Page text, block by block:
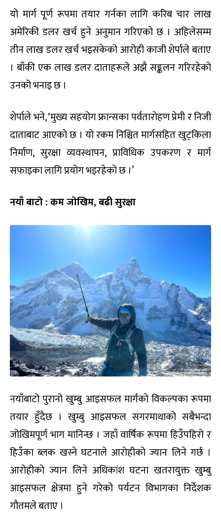
यो मार्ग पूर्ण रूपमा तयार गर्नका लागि करिब चार लाख
अमेरिकी डलर खर्च हुने अनुमान गरिएको छ । अहिलेसम्म
तीन लाख डलर खर्च भइसकेको आरोही काजी शेर्पाले बताए
। बाँकी एक लाख डलर दाताहरूले अझै सङ्कलन गरिरहेको
उनको भनाइ छ ।
शेर्पाले भने, ‘मुख्य सहयोग फ्रान्सका पर्वतारोहण प्रेमी र निजी
दाताबाट आएको छ । यो रकम निश्चित मार्गसहित खुट्किला
निर्माण, सुरक्षा व्यवस्थापन, प्राविधिक उपकरण र मार्ग
सफाइका लागि प्रयोग भइरहेको छ ।’
नयाँ बाटो : कम जोखिम, बढी सुरक्षा
नयाँबाटो पुरानो खुम्बु आइसफल मार्गको विकल्पका रूपमा
तयार हुँदैछ । खुम्बु आइसफल सगरमाथाको सबैभन्दा
जोखिमपूर्ण भाग मानिन्छ । जहाँ वार्षिक रूपमा हिउँपहिरो र
हिउँका ब्लक खस्ने घटनाले आरोहीको ज्यान लिने गर्छ ।
आरोहीको ज्यान लिने अधिकांश घटना खतरायुक्त खुम्बु
आइसफल क्षेत्रमा हुने गरेको पर्यटन विभागका निर्देशक
गौतमले बताए ।